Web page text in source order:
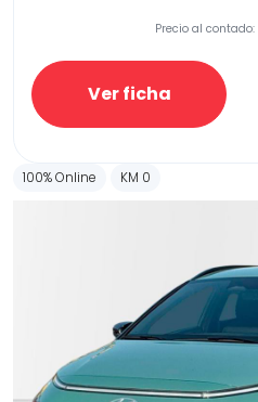
Precio al contado:
Ver ficha
100% Online KM 0